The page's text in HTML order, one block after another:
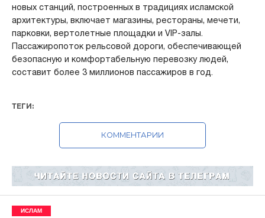
новых станций, построенных в традициях исламской
архитектуры, включает магазины, рестораны, мечети,
парковки, вертолетные площадки и VIP-залы.
Пассажиропоток рельсовой дороги, обеспечивающей
безопасную и комфортабельную перевозку людей,
составит более 3 миллионов пассажиров в год.
ТЕГИ:
КОММЕНТАРИИ
ИСЛАМ